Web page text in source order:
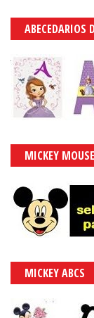
ABECEDARIOS
MICKEY MOUSE
MICKEY ABCS